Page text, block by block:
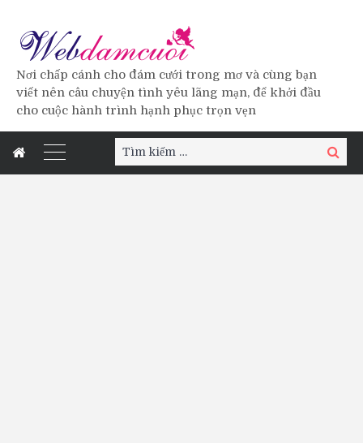
Nơi chấp cánh cho đám cưới trong mơ và cùng bạn
viết nên câu chuyện tình yêu lãng mạn, để khởi đầu
cho cuộc hành trình hạnh phục trọn vẹn
Tìm
kiếm:
Tìm
kiếm